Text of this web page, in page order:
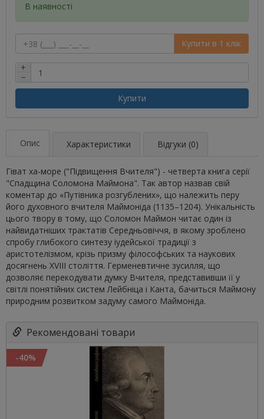
В наявності
Купити в 1 клік
+
−
Купити
Опис Характеристики Відгуки (0)
Гіват ха-море ("Підвищення Вчителя") - четверта книга серії
"Спадщина Соломона Маймона". Так автор назвав свій
коментар до «Путівника розгублених», що належить перу
його духовного вчителя Маймоніда (1135–1204). Унікальність
цього твору в тому, що Соломон Маймон читає один із
найвидатніших трактатів Середньовіччя, в якому зроблено
спробу глибокого синтезу іудейської традиції з
аристотелізмом, крізь призму філософських та наукових
досягнень XVIII століття. Герменевтичне зусилля, що
дозволяє перекодувати думку Вчителя, представивши її у
світлі понятійних систем Лейбніца і Канта, бачиться Маймону
природним розвитком задуму самого Маймоніда.
Рекомендовані товари
-40%